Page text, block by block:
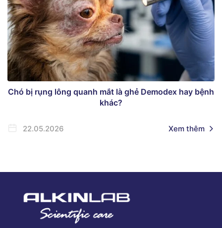
Chó bị rụng lông quanh mắt là ghẻ Demodex hay bệnh
khác?
22.05.2026 Xem thêm